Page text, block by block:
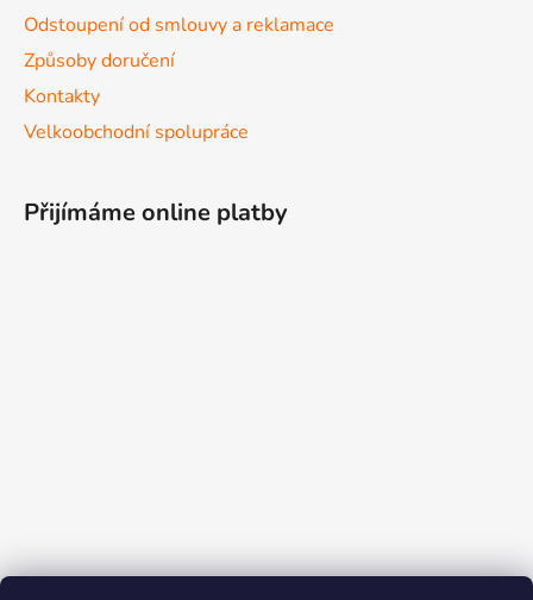
Odstoupení od smlouvy a reklamace
Způsoby doručení
Kontakty
Velkoobchodní spolupráce
Přijímáme online platby